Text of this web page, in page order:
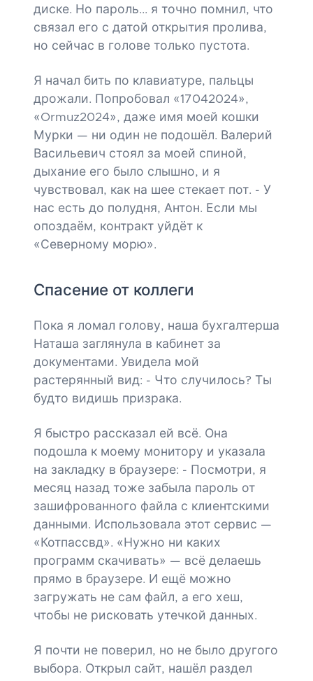
диске. Но пароль... я точно помнил, что
связал его с датой открытия пролива,
но сейчас в голове только пустота.
Я начал бить по клавиатуре, пальцы
дрожали. Попробовал «17042024»,
«Ormuz2024», даже имя моей кошки
Мурки — ни один не подошёл. Валерий
Васильевич стоял за моей спиной,
дыхание его было слышно, и я
чувствовал, как на шее стекает пот. - У
нас есть до полудня, Антон. Если мы
опоздаём, контракт уйдёт к
«Северному морю».
Спасение от коллеги
Пока я ломал голову, наша бухгалтерша
Наташа заглянула в кабинет за
документами. Увидела мой
растерянный вид: - Что случилось? Ты
будто видишь призрака.
Я быстро рассказал ей всё. Она
подошла к моему монитору и указала
на закладку в браузере: - Посмотри, я
месяц назад тоже забыла пароль от
зашифрованного файла с клиентскими
данными. Использовала этот сервис —
«Котпассвд». «Нужно ни каких
программ скачивать» — всё делаешь
прямо в браузере. И ещё можно
загружать не сам файл, а его хеш,
чтобы не рисковать утечкой данных.
Я почти не поверил, но не было другого
выбора. Открыл сайт, нашёл раздел